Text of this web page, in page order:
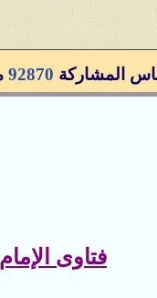
المشاركة 92870
فتاوى